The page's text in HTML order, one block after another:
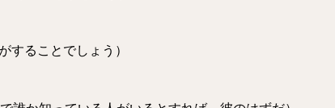
することでしょう）